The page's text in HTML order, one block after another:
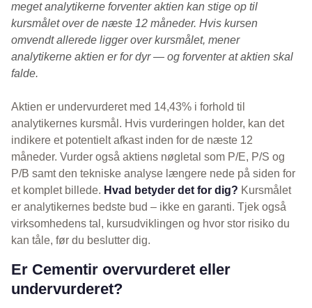
meget analytikerne forventer aktien kan stige op til
kursmålet over de næste 12 måneder. Hvis kursen
omvendt allerede ligger over kursmålet, mener
analytikerne aktien er for dyr — og forventer at aktien skal
falde.
Aktien er undervurderet med 14,43% i forhold til
analytikernes kursmål. Hvis vurderingen holder, kan det
indikere et potentielt afkast inden for de næste 12
måneder. Vurder også aktiens nøgletal som P/E, P/S og
P/B samt den tekniske analyse længere nede på siden for
et komplet billede. Hvad betyder det for dig? Kursmålet
er analytikernes bedste bud – ikke en garanti. Tjek også
virksomhedens tal, kursudviklingen og hvor stor risiko du
kan tåle, før du beslutter dig.
Er Cementir overvurderet eller
undervurderet?